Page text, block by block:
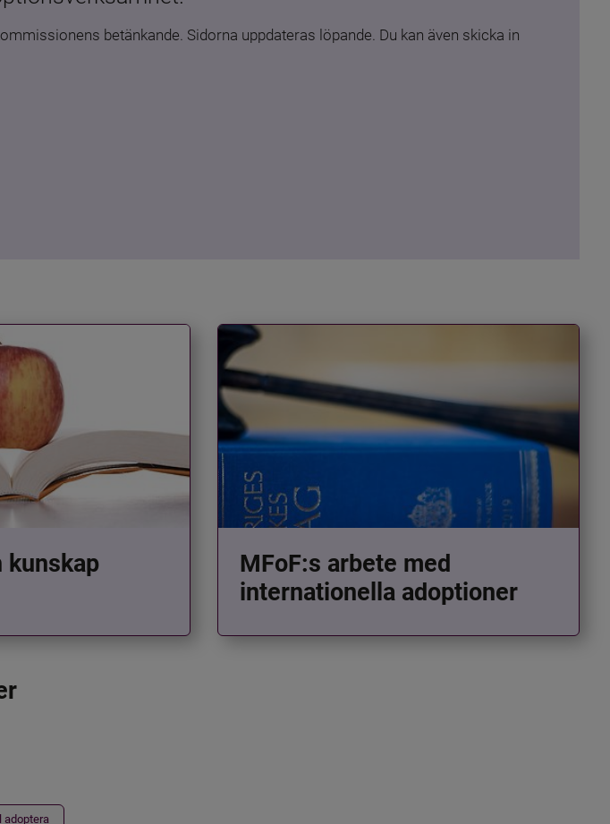
betänkande. Sidorna uppdateras löpande. Du kan även skicka in
kunskap
MFoF:s arbete med
internationella adoptioner
adoptera